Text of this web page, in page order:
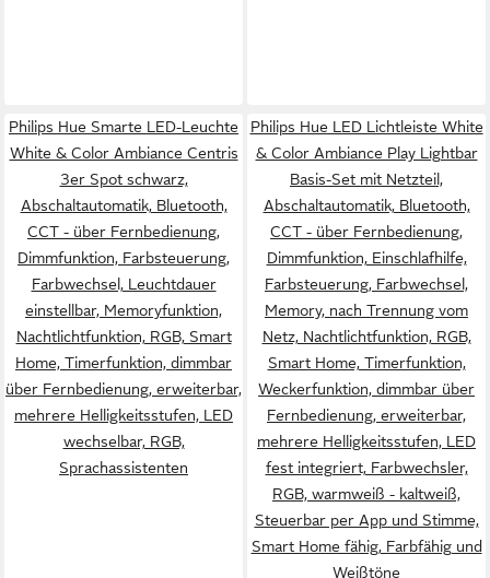
Philips Hue Smarte LED-Leuchte
White & Color Ambiance Centris
3er Spot schwarz,
Abschaltautomatik, Bluetooth,
CCT - über Fernbedienung,
Dimmfunktion, Farbsteuerung,
Farbwechsel, Leuchtdauer
einstellbar, Memoryfunktion,
Nachtlichtfunktion, RGB, Smart
Home, Timerfunktion, dimmbar
über Fernbedienung, erweiterbar,
mehrere Helligkeitsstufen, LED
wechselbar, RGB,
Sprachassistenten
Philips Hue LED Lichtleiste White
& Color Ambiance Play Lightbar
Basis-Set mit Netzteil,
Abschaltautomatik, Bluetooth,
CCT - über Fernbedienung,
Dimmfunktion, Einschlafhilfe,
Farbsteuerung, Farbwechsel,
Memory, nach Trennung vom
Netz, Nachtlichtfunktion, RGB,
Smart Home, Timerfunktion,
Weckerfunktion, dimmbar über
Fernbedienung, erweiterbar,
mehrere Helligkeitsstufen, LED
fest integriert, Farbwechsler,
RGB, warmweiß - kaltweiß,
Steuerbar per App und Stimme,
Smart Home fähig, Farbfähig und
Weißtöne